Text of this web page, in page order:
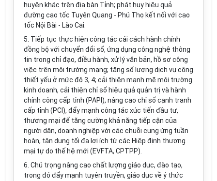
huyện khác trên địa bàn Tỉnh; phát huy hiệu quả
đường cao tốc Tuyên Quang - Phú Thọ kết nối với cao
tốc Nội Bài - Lào Cai.
5. Tiếp tục thực hiện công tác cải cách hành chính
đồng bộ với chuyển đổi số, ứng dụng công nghệ thông
tin trong chỉ đạo, điều hành, xử lý văn bản, hồ sơ công
việc trên môi trường mạng; tăng số lượng dịch vụ công
thiết yếu ở mức độ 3, 4; cải thiện mạnh mẽ môi trường
kinh doanh, cải thiện chỉ số hiệu quả quản trị và hành
chính công cấp tỉnh (PAPI), nâng cao chỉ số cạnh tranh
cấp tỉnh (PCI), đẩy mạnh công tác xúc tiến đầu tư,
thương mại để tăng cường khả năng tiếp cận của
người dân, doanh nghiệp với các chuỗi cung ứng tuần
hoàn, tận dụng tối đa lợi ích từ các Hiệp định thương
mại tự do thế hệ mới (EVFTA, CPTPP).
6. Chú trọng nâng cao chất lượng giáo dục, đào tạo,
trong đó đẩy mạnh tuyên truyền, giáo dục về ý thức